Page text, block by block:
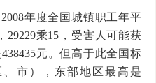
年度全国城镇职工年平
29229乘15，受害人可能获
元。但高于此全国标
市），东部地区最高是